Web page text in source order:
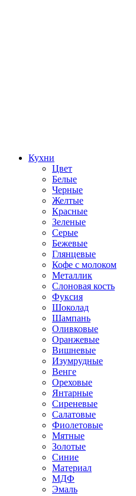
Кухни
Цвет
Белые
Черные
Желтые
Красные
Зеленые
Серые
Бежевые
Глянцевые
Кофе с молоком
Металлик
Слоновая кость
Фуксия
Шоколад
Шампань
Оливковые
Оранжевые
Вишневые
Изумрудные
Венге
Ореховые
Янтарные
Сиреневые
Салатовые
Фиолетовые
Мятные
Золотые
Синие
Материал
МДФ
Эмаль